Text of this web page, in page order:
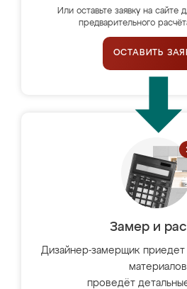
Или оставьте заявку на сайте
предварительного
ОСТАВИТЬ
Замер и
Дизайнер-замерщик приедет
проведёт